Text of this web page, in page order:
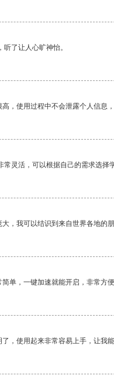
了让人心旷神怡。
，使用过程中不会泄露个人信息
灵活，可以根据自己的需求选择
，我可以结识到来自世界各地的朋
单，一键加速就能开启，非常方便
，使用起来非常容易上手，让我能